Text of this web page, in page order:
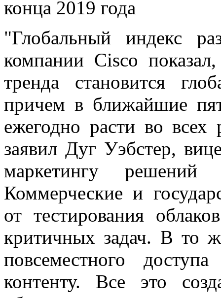
"Глобальный индекс
компании Cisco
тренда становится
причем в ближайшие
ежегодно расти во
заявил Дуг Уэбстер,
маркетингу решений
Коммерческие и
от тестирования
критичных задач. В то
повсеместного
контенту. Все это